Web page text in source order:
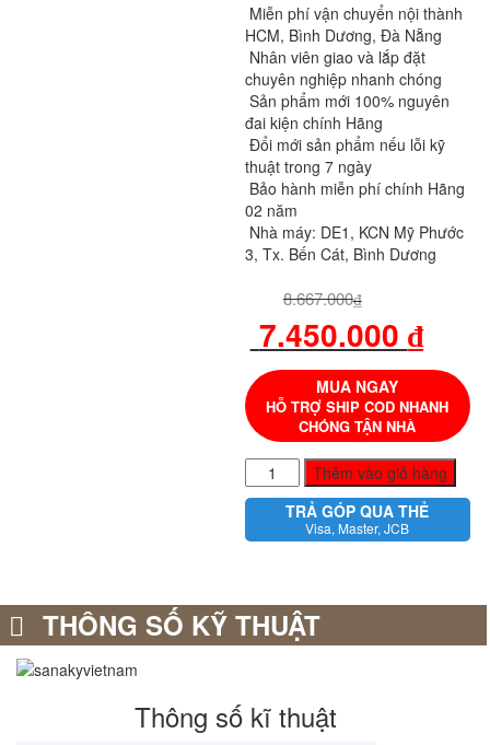
Miễn phí vận chuyển nội thành
HCM, Bình Dương, Đà Nẵng
Nhân viên giao và lắp đặt
chuyên nghiệp nhanh chóng
Sản phẩm mới 100% nguyên
đai kiện chính Hãng
Đổi mới sản phẩm nếu lỗi kỹ
thuật trong 7 ngày
Bảo hành miễn phí chính Hãng
02 năm
Nhà máy: DE1, KCN Mỹ Phước
3, Tx. Bến Cát, Bình Dương
8.667.000₫
7.450.000 ₫
MUA NGAY
HỖ TRỢ SHIP COD NHANH
CHÓNG TẬN NHÀ
đông
Sanaky
VH-
lít
2
ngăn
số
lượng
Thêm vào giỏ hàng
TRẢ GÓP QUA THẺ
Visa, Master, JCB
THÔNG SỐ KỸ THUẬT
Thông số kĩ thuật